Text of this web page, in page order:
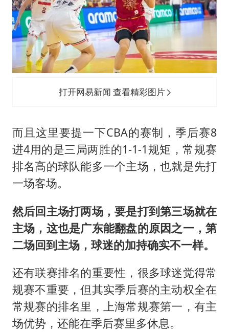
打开网易新闻 查看精彩图片
而且这里要提一下CBA的赛制，季后赛8
进4用的是三局两胜的1-1-1规矩，常规赛
排名高的球队能多一个主场，也就是先打
一场客场。
然后回主场打两场，要是打到第三场就在
主场，这也是广东能翻盘的原因之一，第
二场回到主场，球迷的加持确实不一样。
还有联赛排名的重要性，很多球迷觉得常
规赛不重要，但其实季后赛的主动权全在
常规赛的排名里，上海常规赛第一，有主
场优势，还能在季后赛里多休息。